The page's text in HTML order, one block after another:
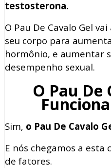
testosterona.
O Pau De Cavalo Gel
seu corpo para
hormônio, e aumentar
desempenho sexual.
O Pau De
Sim, o Pau De Cavalo
E nós chegamos a esta
de fatores.